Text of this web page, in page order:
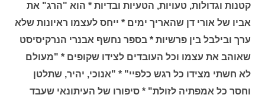
קטנות וגדולות, טעויות, הטעיות ובדיות * הוא "הרג" את
אביו של אורי דן שהאריך ימים * ייחס לעצמו ראיונות שלא
ערך ובילבל בין פרשיות * בספר נחשף אבנרי הנרקיסיסט
שאוהב את עצמו וכל העובדים לצידו שקופים * "מעולם
לא חשתי מצידו כל רגש כלפיי" * "אנוכי, יהיר, שתלטן
וחסר כל אמפתיה לזולת" * סיפורו של העיתונאי שעבד